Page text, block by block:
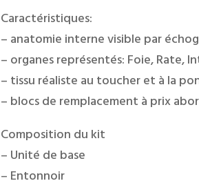
Caractéristiques:
– anatomie interne visible par
– organes représentés: Foie, Rate,
– tissu réaliste au toucher et à la
– blocs de remplacement à prix
Composition du kit
– Unité de base